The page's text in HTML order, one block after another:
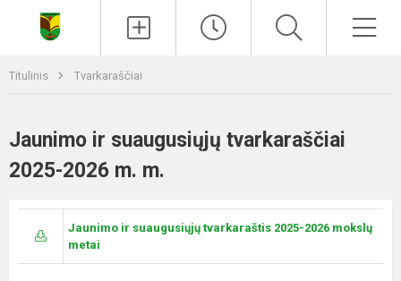
Titulinis Tvarkaraščiai
Jaunimo ir suaugusiųjų tvarkaraščiai
2025-2026 m. m.
Jaunimo ir suaugusiųjų tvarkaraštis 2025-2026 mokslų
metai